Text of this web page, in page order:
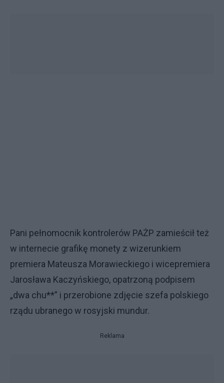
Pani pełnomocnik kontrolerów PAŻP zamieścił też
w internecie grafikę monety z wizerunkiem
premiera Mateusza Morawieckiego i wicepremiera
Jarosława Kaczyńskiego, opatrzoną podpisem
„dwa chu**” i przerobione zdjęcie szefa polskiego
rządu ubranego w rosyjski mundur.
Reklama